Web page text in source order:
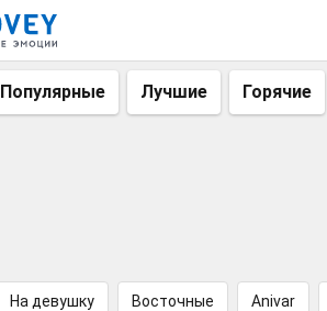
Популярные Лучшие Горячие
На девушку Восточные Anivar